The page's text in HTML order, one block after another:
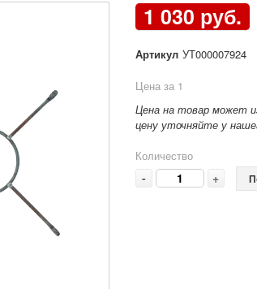
1 030 руб.
Артикул УТ000007924
Цена за 1
Цена на товар может
цену уточняйте у
Количество
- +